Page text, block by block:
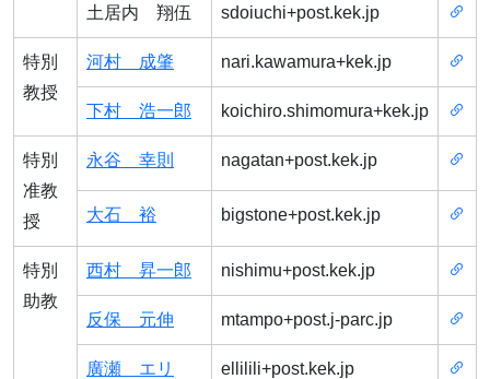
土居内 翔伍 sdoiuchi+post.kek.jp
特別
教授
河村 成肇 nari.kawamura+kek.jp
下村 浩一郎 koichiro.shimomura+kek.jp
特別
准教
授
永谷 幸則 nagatan+post.kek.jp
大石 裕 bigstone+post.kek.jp
特別
助教
西村 昇一郎 nishimu+post.kek.jp
反保 元伸 mtampo+post.j-parc.jp
廣瀬 エリ ellilili+post.kek.jp